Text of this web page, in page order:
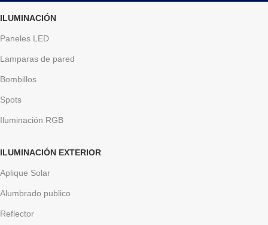
ILUMINACIÓN
Paneles LED
Lamparas de pared
Bombillos
Spots
Iluminación RGB
ILUMINACIÓN EXTERIOR
Aplique Solar
Alumbrado publico
Reflector